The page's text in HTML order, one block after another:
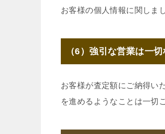
お客様の個人情報に関しま
（6）強引な営業は一切
お客様が査定額にご納得い
を進めるようなことは一切